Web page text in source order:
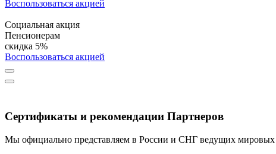
Воспользоваться акцией
Социальная акция
Пенсионерам
скидка 5%
Воспользоваться акцией
Сертификаты и рекомендации Партнеров
Мы официально представляем в России и СНГ ведущих